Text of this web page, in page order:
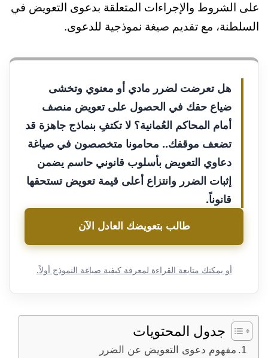
على الشروط والإجراءات المتعلقة بدعوى التعويض في
السلطنة، مع تقديم صيغة نموذجية للدعوى.
هل تعرضت لضرر مادي أو معنوي وتخشى
ضياع حقك في الحصول على تعويض منصف
أمام المحاكم العُمانية؟ لا تكتفِ بنماذج جاهزة قد
تضعف موقفك.. محامونا متخصصون في صياغة
دعاوي التعويض بأسلوب قانوني حاسم يضمن
إثبات الضرر وانتزاع أعلى قيمة تعويض تستحقها
قانوناً.
طالب بتعويضك العادل الآن
أو يمكنك متابعة القراءة لمعرفة كيفية صياغة النموذج أولاً.
جدول المحتويات
مفهوم دعوى التعويض عن الضرر